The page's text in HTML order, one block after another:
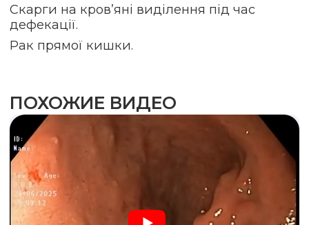
Скарги на кров’яні виділення під час
дефекації.
Рак прямої кишки.
ПОХОЖИЕ ВИДЕО